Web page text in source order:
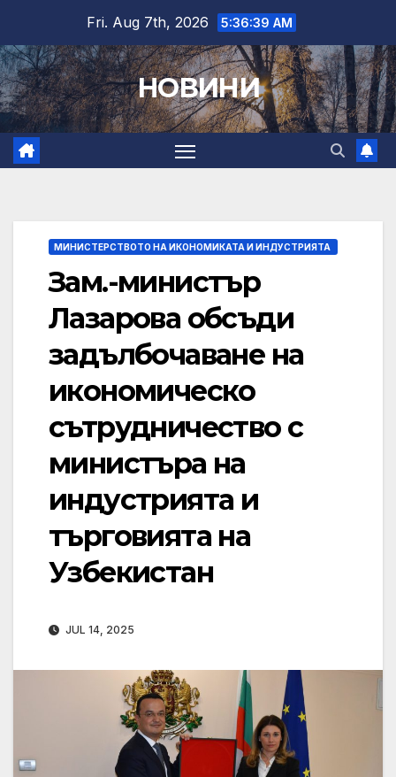
content
Fri. Aug 7th, 2026 5:36:40 AM
НОВИНИ
МИНИСТЕРСТВОТО НА ИКОНОМИКАТА И ИНДУСТРИЯТА
Зам.-министър
Лазарова обсъди
задълбочаване на
икономическо
сътрудничество с
министъра на
индустрията и
търговията на
Узбекистан
JUL 14, 2025